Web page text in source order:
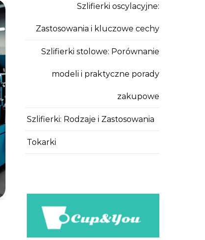
Szlifierki oscylacyjne:
Zastosowania i kluczowe cechy
Szlifierki stolowe: Porównanie
modeli i praktyczne porady
zakupowe
Szlifierki: Rodzaje i Zastosowania
Tokarki